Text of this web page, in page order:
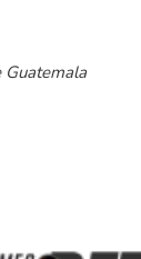
Guatemala
Canadá: